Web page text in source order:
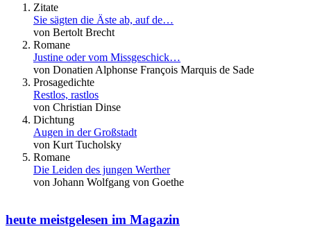
Zitate
Sie sägten die Äste ab, auf de…
von Bertolt Brecht
Romane
Justine oder vom Missgeschick…
von Donatien Alphonse François Marquis de Sade
Prosagedichte
Restlos, rastlos
von Christian Dinse
Dichtung
Augen in der Großstadt
von Kurt Tucholsky
Romane
Die Leiden des jungen Werther
von Johann Wolfgang von Goethe
heute meistgelesen im Magazin